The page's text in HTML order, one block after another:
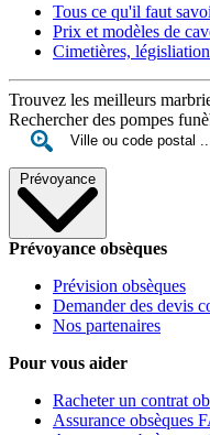
Tous ce qu'il faut
Prix et modèles de
Cimetières,
Trouvez les meilleurs
Rechercher des pompes
Prévoyance
Prévoyance obsèques
Prévision obsèques
Demander des devis
Nos partenaires
Pour vous aider
Racheter un contrat
Assurance obsèques